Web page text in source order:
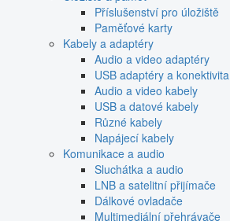
Příslušenství pro úložiště
Paměťové karty
Kabely a adaptéry
Audio a video adaptéry
USB adaptéry a konektivita
Audio a video kabely
USB a datové kabely
Různé kabely
Napájecí kabely
Komunikace a audio
Sluchátka a audio
LNB a satelitní přijímače
Dálkové ovladače
Multimediální přehrávače